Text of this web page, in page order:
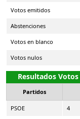
Votos emitidos
Abstenciones
Votos en blanco
Votos nulos
Resultados
Partidos
PSOE 4